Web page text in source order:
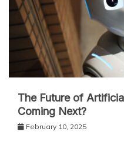
The Future of
Coming Next?
February 10, 2025